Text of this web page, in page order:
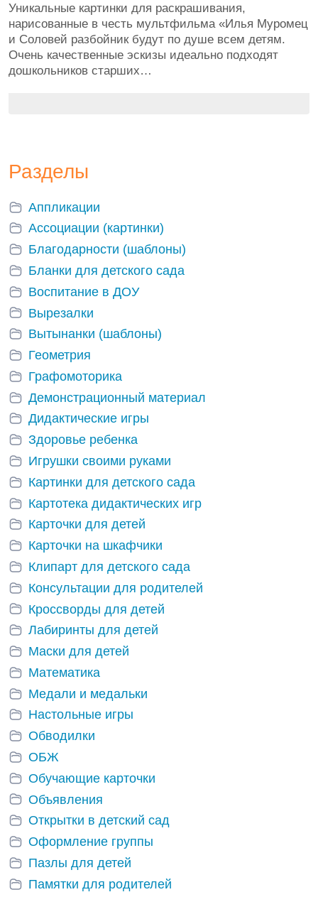
Уникальные картинки для раскрашивания,
нарисованные в честь мультфильма «Илья Муромец
и Соловей разбойник будут по душе всем детям.
Очень качественные эскизы идеально подходят
дошкольников старших…
Разделы
Аппликации
Ассоциации (картинки)
Благодарности (шаблоны)
Бланки для детского сада
Воспитание в ДОУ
Вырезалки
Вытынанки (шаблоны)
Геометрия
Графомоторика
Демонстрационный материал
Дидактические игры
Здоровье ребенка
Игрушки своими руками
Картинки для детского сада
Картотека дидактических игр
Карточки для детей
Карточки на шкафчики
Клипарт для детского сада
Консультации для родителей
Кроссворды для детей
Лабиринты для детей
Маски для детей
Математика
Медали и медальки
Настольные игры
Обводилки
ОБЖ
Обучающие карточки
Объявления
Открытки в детский сад
Оформление группы
Пазлы для детей
Памятки для родителей